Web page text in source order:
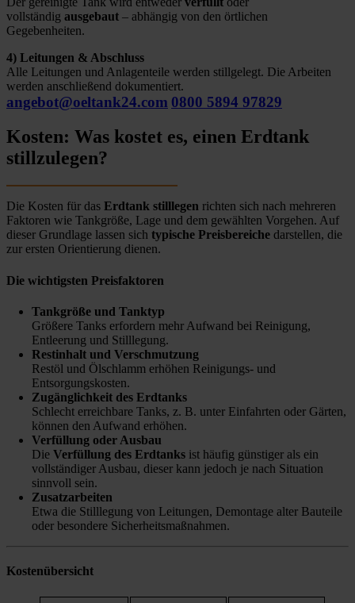
vollständig ausgebaut – abhängig von den örtlichen
Gegebenheiten.
4) Leitungen & Abschluss
Alle Leitungen und Anlagenteile werden stillgelegt. Die Arbeiten
werden anschließend dokumentiert.
angebot@oeltank24.com 0800 5894 97829
Kosten: Was kostet es, einen Erdtank
stillzulegen?
Die Kosten für das Erdtank stilllegen richten sich nach mehreren
Faktoren wie Tankgröße, Lage und dem gewählten Vorgehen. Auf
dieser Grundlage lassen sich typische Preisbereiche darstellen, die
zur ersten Orientierung dienen.
Die wichtigsten Preisfaktoren
Tankgröße und Tanktyp
Größere Tanks erfordern mehr Aufwand bei Reinigung,
Entleerung und Stilllegung.
Restinhalt und Verschmutzung
Restöl und Ölschlamm erhöhen Reinigungs- und
Entsorgungskosten.
Zugänglichkeit des Erdtanks
Schlecht erreichbare Tanks, z. B. unter Einfahrten oder Gärten,
können den Aufwand erhöhen.
Verfüllung oder Ausbau
Die Verfüllung des Erdtanks ist häufig günstiger als ein
vollständiger Ausbau, dieser kann jedoch je nach Situation
sinnvoll sein.
Zusatzarbeiten
Etwa die Stilllegung von Leitungen, Demontage alter Bauteile
oder besondere Sicherheitsmaßnahmen.
Kostenübersicht